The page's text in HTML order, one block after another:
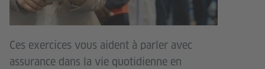
Ces exercices vous aident à parler avec
assurance dans la vie quotidienne en